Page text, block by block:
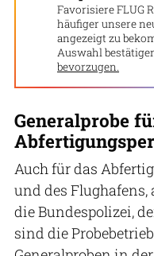
Favorisiere FLUG
häufiger unsere
angezeigt zu
Auswahl
bevorzugen.
Generalprobe
Auch für das
und des Flughafens,
die Bundespolizei,
sind die